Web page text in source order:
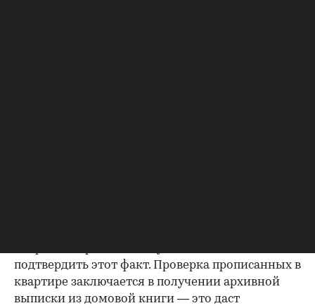
подтвердить этот факт. Проверка прописанных в
квартире заключается в получении архивной
выписки из домовой книги — это даст